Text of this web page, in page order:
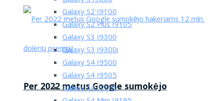
Per 2022 metus Google sumokėjo
Galaxy S2 I9100
Galaxy S2 Plus I9105
Galaxy S3 I9300
Galaxy S3 I9300i
Galaxy S4 I9500
Galaxy S4 I9505
Galaxy S4 i9515